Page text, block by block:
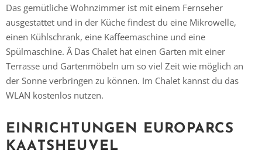
Das gemütliche Wohnzimmer ist mit einem Fernseher
ausgestattet und in der Küche findest du eine Mikrowelle,
einen Kühlschrank, eine Kaffeemaschine und eine
Spülmaschine. Â Das Chalet hat einen Garten mit einer
Terrasse und Gartenmöbeln um so viel Zeit wie möglich an
der Sonne verbringen zu können. Im Chalet kannst du das
WLAN kostenlos nutzen.
EINRICHTUNGEN EUROPARCS
KAATSHEUVEL